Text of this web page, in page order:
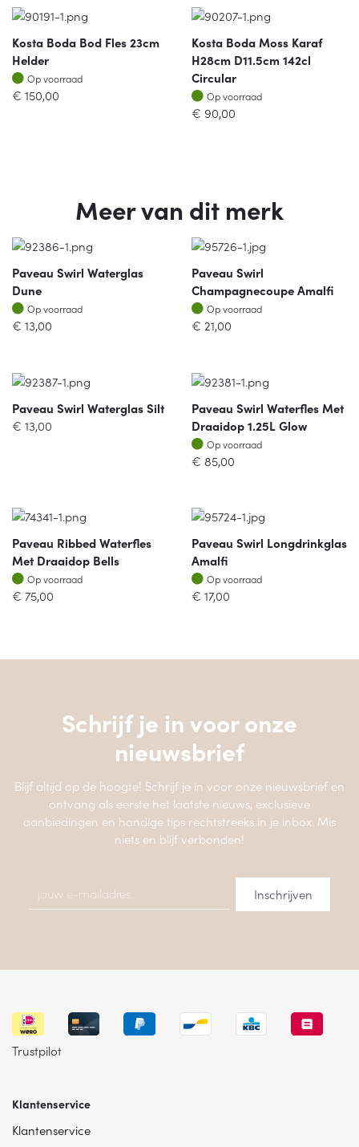
Kosta Boda Bod Fles 23cm
Helder
Op voorraad
Op voorraad
€ 150,00
Kosta Boda Moss Karaf
H28cm D11.5cm 142cl
Circular
Op voorraad
Op voorraad
€ 90,00
Meer van dit merk
Paveau Swirl Waterglas
Dune
Op voorraad
Op voorraad
€ 13,00
Paveau Swirl
Champagnecoupe Amalfi
Op voorraad
Op voorraad
€ 21,00
Paveau Swirl Waterglas Silt
€ 13,00
Paveau Swirl Waterfles Met
Draaidop 1.25L Glow
Op voorraad
Op voorraad
€ 85,00
Paveau Ribbed Waterfles
Met Draaidop Bells
Op voorraad
Op voorraad
€ 75,00
Paveau Swirl Longdrinkglas
Amalfi
Op voorraad
Op voorraad
€ 17,00
Schrijf je in voor onze
nieuwsbrief
Blijf altijd op de hoogte! Schrijf je in voor onze nieuwsbrief en
ontvang als eerste het laatste nieuws, exclusieve
aanbiedingen en handige tips rechtstreeks in je inbox. Mis
niets en blijf verbonden!
Trustpilot
Klantenservice
Klantenservice